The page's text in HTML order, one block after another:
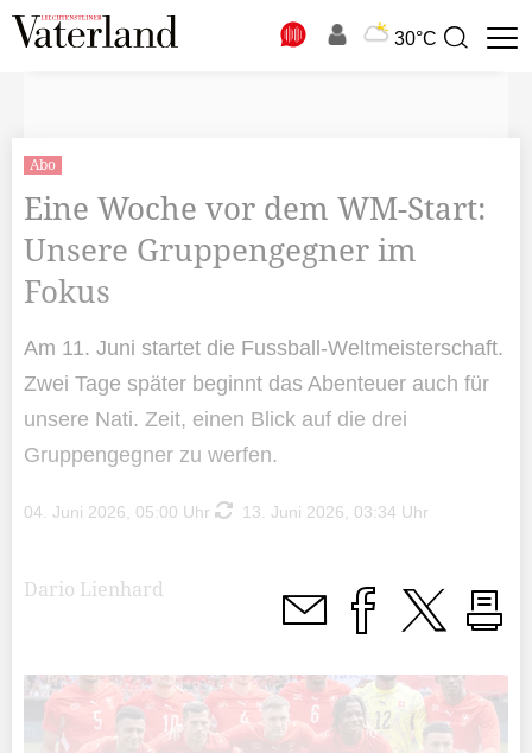
30°C
Suchbegriff
Abo
Eine Woche vor dem WM-Start:
Unsere Gruppengegner im
Fokus
Am 11. Juni startet die Fussball-Weltmeisterschaft.
Zwei Tage später beginnt das Abenteuer auch für
unsere Nati. Zeit, einen Blick auf die drei
Gruppengegner zu werfen.
04. Juni 2026, 05:00 Uhr 13. Juni 2026, 03:34 Uhr
Dario Lienhard